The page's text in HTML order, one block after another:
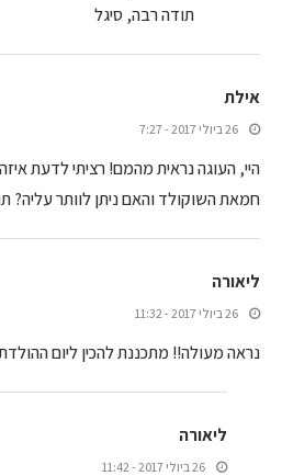
תודה רבה, סיגל
אילת
26 ביולי 2017 - 7:27
היי, העוגה נראית מהמם! רציתי לדעת
חמאת השוקולד והאם ניתן לוותר עליה?
ליאורה
26 ביולי 2017 - 11:32
נראה מעולה!! מתכננת להכין ליום
ליאורה
26 ביולי 2017 - 11:42